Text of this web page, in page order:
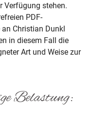
Verfügung stehen.
PDF-
Christian Dunkl
in diesem Fall die
Art und Weise zur
Belastung: